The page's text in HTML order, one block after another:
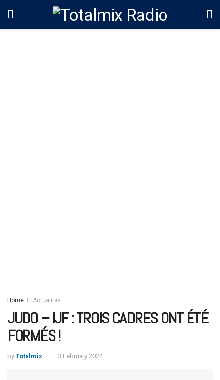
Home Actualités
JUDO – IJF : TROIS CADRES ONT ÉTÉ
FORMÉS !
by Totalmix 3 February 2024